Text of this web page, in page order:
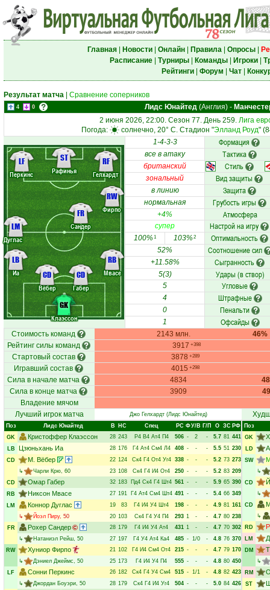
Главная| Новости| Онлайн| Правила| Опросы|
Расписание| Турниры| Команды| Игроки|
Рейтинги| Форум Чат|
Результат матча Сравнение соперников
4 0 Лидс Юнайтед (Англия) -
2 июня 2026, 22:00. Сезон 77. День 259. Лига
Погода:
солнечно, 20° C. Стадион "Элланд Роуд"
Клаэссон
Иа
Вёбер
Габер
Мвасе
Дуглас
Сандер
Фирпо
Перкинс Рафинья Гелхардт
GK
LB
CD
CD
RB
LM
FR
RW
LF ST RF
1-4-3-3 Формация
все в атаку Тактика
британский Стиль
зональный Вид защиты
в линию Защита
нормальная Грубость игры
+4% Атмосфера
супер Настрой на игру
100%1 103%2 Оптимальность
52% Соотношение сил
+11.58% Сыгранность
5(3) Удары (в створ)
5 Угловые
4 Штрафные
0 Пенальти
1 Офсайды
Стоимость команд 2143 млн.
46%
Рейтинг силы команд
3917 +398
Стартовый состав 3878 +289
Игравший состав 4015 +298
Сила в начале матча 4834
Сила в конце матча
3909
Владение мячом
Лучший игрок матча
Джо Гелхардт(Лидс Юнайтед)
Поз Лидс Юнайтед В НC Спец РC ФУ/В Г/П О ЗС РФ
GK
Кристоффер Клаэссон 28 243 Р4 В4 Ат4 П4 506 - 2 - 5.7 81 441
LB
Цзюньхань Иа 28 176 Г4 Ат4 См4 Л4 408 - - - 5.5 51 230
CD
М. Вёбер 22 124 Ск4 Г4 От4 Уг4 338 - - - 5.2 73 273
↳
Чарли Крю, 60 23 108 Ск4 Г4 И4 От4 250 - - - 5.2 83 209
CD
Омар Габер 32 183 Пд4 Ск4 Г4 Шт4 561 - - - 5.9 65 390
RB
Никсон Мвасе 27 191 Г4 Ат4 См4 Шт4 491 - - - 5.4 66 349
LM
Коннор Дуглас 19 83 Г4 И4 У4 Шт4 198 - - - 4.9 81 161
↳
Йоэл Пиру, 50 20 103 Ск4 Г4 У4 П4 293 1 - - 4.7 80 238
FR
Рохер Сандер 28 179 Г4 И4 У4 Ат4 431 1 - - 4.7 70 302
↳
Натаниэл Рейш, 50 27 197 Г4 У4 Ат4 Ка4 485 - 1/0 - 4.8 76 370
RW
Хуниор Фирпо 21 102 Г4 И4 См4 От4 215 - - - 4.7 79 170
↳
Дэниел Джеймс, 50 25 173 Г4 И4 У4 П4 555 - - - 4.8 80 450
LF
Сонни Перкинс 26 182 Ск4 Г4 У4 См4 515 - 1/1 - 4.8 82 423
↳
Джордан Боуэри, 50 28 179 Ск4 Г4 И4 Уг4 504 - - - 5.0 84 426
Поз
GK
LD
SW
↳
CD
↳
CD
↳
RD
LM
DM
↳
RM
ST